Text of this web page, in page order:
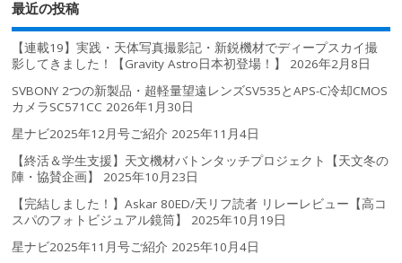
最近の投稿
【連載19】実践・天体写真撮影記・新鋭機材でディープスカイ撮
影してきました！【Gravity Astro日本初登場！】
2026年2月8日
SVBONY 2つの新製品・超軽量望遠レンズSV535とAPS-C冷却CMOS
カメラSC571CC 2026年1月30日
星ナビ2025年12月号ご紹介 2025年11月4日
【終活＆学生支援】天文機材バトンタッチプロジェクト【天文冬の
陣・協賛企画】
2025年10月23日
【完結しました！】Askar 80ED/天リフ読者 リレーレビュー【高コ
スパのフォトビジュアル鏡筒】
2025年10月19日
星ナビ2025年11月号ご紹介 2025年10月4日